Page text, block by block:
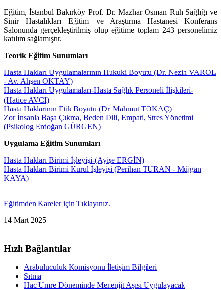
Eğitim, İstanbul Bakırköy Prof. Dr. Mazhar Osman Ruh Sağlığı ve
Sinir Hastalıkları Eğitim ve Araştırma Hastanesi Konferans
Salonunda gerçekleştirilmiş olup eğitime toplam 243 personelimiz
katılım sağlamıştır.
Teorik Eğitim Sunumları
Hasta Hakları Uygulamalarının Hukuki Boyutu (Dr. Nezih VAROL
- Av. Ahşen OKTAY)
Hasta Hakları Uygulamaları-Hasta Sağlık Personeli İlişkileri-
(Hatice AVCI)
Hasta Haklarının Etik Boyutu (Dr. Mahmut TOKAÇ)
Zor İnsanla Başa Çıkma, Beden Dili, Empati, Stres Yönetimi
(Psikolog Erdoğan GÜRGEN)
Uygulama Eğitim Sunumları
Hasta Hakları Birimi İşleyişi-(Ayişe ERGİN)
Hasta Hakları Birimi Kurul İşleyişi (Perihan TURAN - Müjgan
KAYA)
Eğitimden Kareler için Tıklayınız.
14 Mart 2025
Hızlı Bağlantılar
Arabuluculuk Komisyonu İletişim Bilgileri
Sıtma
Hac Umre Döneminde Menenjit Aşısı Uygulayacak